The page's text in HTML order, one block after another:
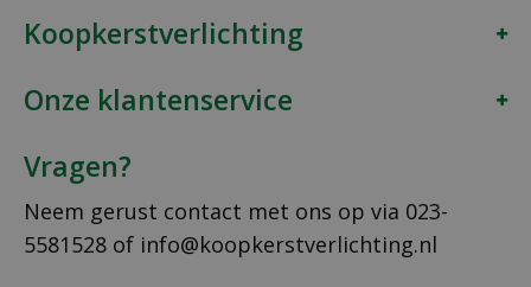
Koopkerstverlichting
Onze klantenservice
Vragen?
Neem gerust contact met ons op via 023-
5581528 of info@koopkerstverlichting.nl